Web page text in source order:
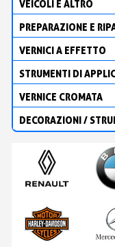
VEICOLI E ALTRO
PREPARAZIONE E
VERNICI A EFFETTO
STRUMENTI DI
VERNICE CROMATA
DECORAZIONI /